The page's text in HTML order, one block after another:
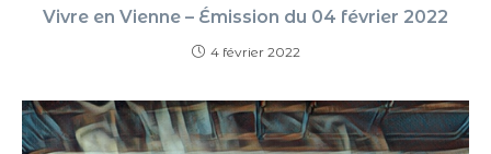
Vivre en Vienne – Émission du 04 février 2022
4 février 2022